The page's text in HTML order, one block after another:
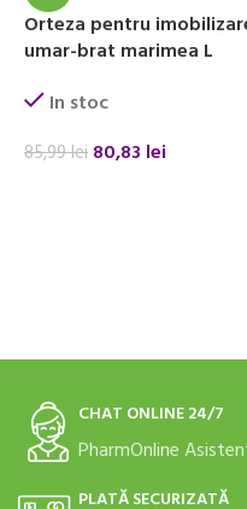
Orteza pentru
umar-brat marimea L
In stoc
85,99lei 80,83 lei
CHAT ONLINE 24/7
PharmOnline
PLATĂ SECURIZATĂ